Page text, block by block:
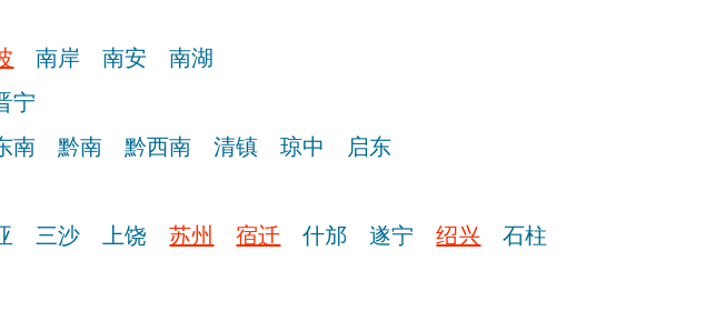
南岸 南安 南湖
宁
南 黔南 黔西南 清镇 琼中 启东
三沙 上饶 苏州 宿迁 什邡 遂宁 绍兴
石柱